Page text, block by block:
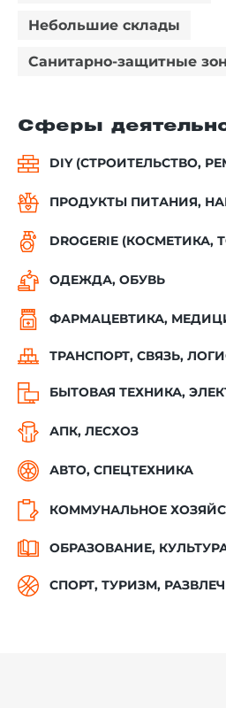
Небольшие склады
Санитарно-защитные
Сферы
DIY (СТРОИТЕЛЬСТВО,
ПРОДУКТЫ ПИТАНИЯ,
DROGERIE
ОДЕЖДА, ОБУВЬ
ФАРМАЦЕВТИКА,
ТРАНСПОРТ, СВЯЗЬ,
БЫТОВАЯ ТЕХНИКА,
АПК, ЛЕСХОЗ
АВТО, СПЕЦТЕХНИКА
КОММУНАЛЬНОЕ
ОБРАЗОВАНИЕ,
СПОРТ, ТУРИЗМ,